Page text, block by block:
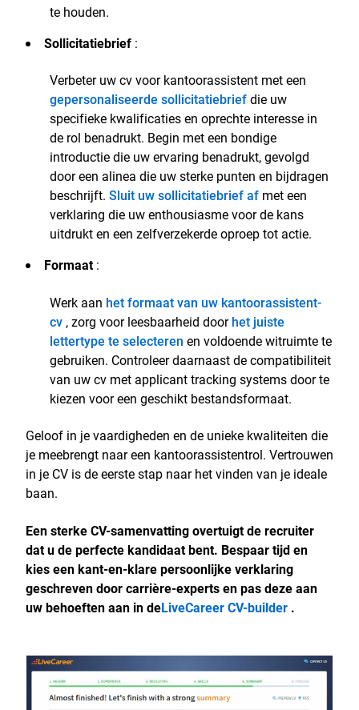
te houden.
Sollicitatiebrief :
Verbeter uw cv voor kantoorassistent met een
gepersonaliseerde sollicitatiebriefdie uw
specifieke kwalificaties en oprechte interesse in
de rol benadrukt. Begin met een bondige
introductie die uw ervaring benadrukt, gevolgd
door een alinea die uw sterke punten en bijdragen
beschrijft. Sluit uw sollicitatiebrief af met een
verklaring die uw enthousiasme voor de kans
uitdrukt en een zelfverzekerde oproep tot actie.
Formaat:
Werk aan het formaat van uw kantoorassistent-
cv , zorg voor leesbaarheid doorhet juiste
lettertype te selecteren en voldoende witruimte te
gebruiken. Controleer daarnaast de compatibiliteit
van uw cv met applicant tracking systems door te
kiezen voor een geschikt bestandsformaat.
Geloof in je vaardigheden en de unieke kwaliteiten die
je meebrengt naar een kantoorassistentrol. Vertrouwen
in je CV is de eerste stap naar het vinden van je ideale
baan.
Een sterke CV-samenvatting overtuigt de recruiter
dat u de perfecte kandidaat bent. Bespaar tijd en
kies een kant-en-klare persoonlijke verklaring
geschreven door carrière-experts en pas deze aan
uw behoeften aan in deLiveCareer CV-builder .